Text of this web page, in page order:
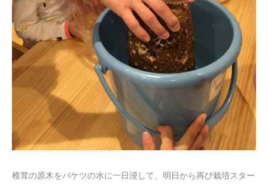
椎茸の原木をバケツの水に一日浸して、明日から再び栽培スター